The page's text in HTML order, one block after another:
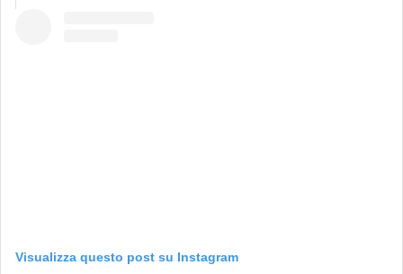
Visualizza questo post su Instagram